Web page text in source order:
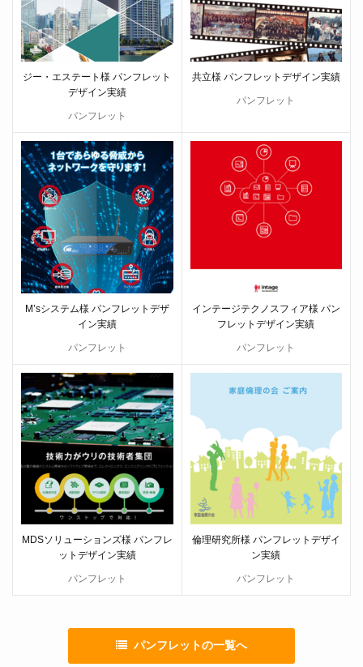
ジー・エステート様 パンフレット
デザイン実績
パンフレット
共立様 パンフレットデザイン実績
パンフレット
M’sシステム様 パンフレットデザ
イン実績
パンフレット
インテージテクノスフィア様 パン
フレットデザイン実績
パンフレット
MDSソリューションズ様 パンフレ
ットデザイン実績
パンフレット
倫理研究所様 パンフレットデザイ
ン実績
パンフレット
パンフレットの一覧へ